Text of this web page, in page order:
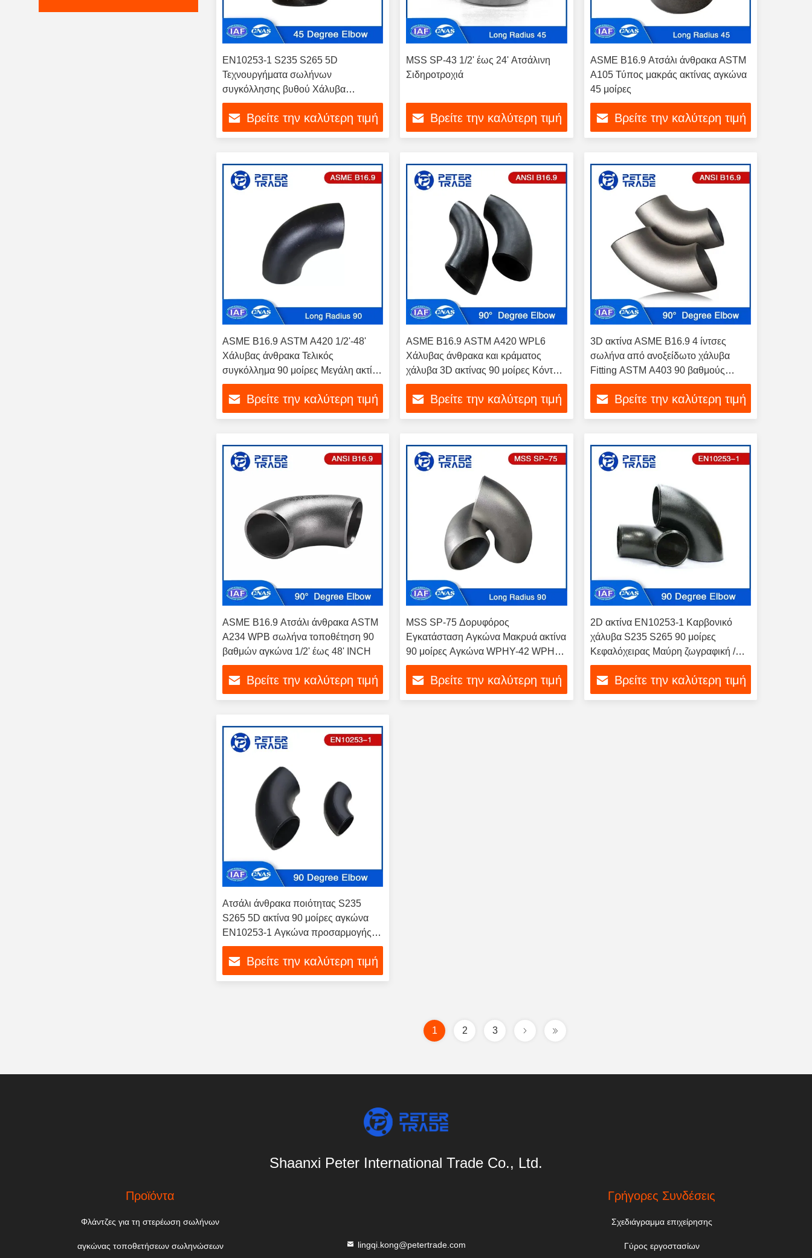
EN10253-1 S235 S265 5D
Τεχνουργήματα σωλήνων
συγκόλλησης βυθού Χάλυβα
άνθρακα 45 μοίρες Μαύρο σωλήνα
Βρείτε την καλύτερη τιμή
MSS SP-43 1/2' έως 24' Ατσάλινη
Σιδηροτροχιά
Βρείτε την καλύτερη τιμή
ASME B16.9 Ατσάλι άνθρακα ASTM
A105 Τύπος μακράς ακτίνας αγκώνα
45 μοίρες
Βρείτε την καλύτερη τιμή
ASME B16.9 ASTM A420 1/2'-48'
Χάλυβας άνθρακα Τελικός
συγκόλλημα 90 μοίρες Μεγάλη ακτίνα
αγκώνα
Βρείτε την καλύτερη τιμή
ASME B16.9 ASTM A420 WPL6
Χάλυβας άνθρακα και κράματος
χάλυβα 3D ακτίνας 90 μοίρες Κόντος
για σωλήνες και αγωγούς
Βρείτε την καλύτερη τιμή
3D ακτίνα ASME B16.9 4 ίντσες
σωλήνα από ανοξείδωτο χάλυβα
Fitting ASTM A403 90 βαθμούς
αγκώνα
Βρείτε την καλύτερη τιμή
ASME B16.9 Ατσάλι άνθρακα ASTM
A234 WPB σωλήνα τοποθέτηση 90
βαθμών αγκώνα 1/2' έως 48' INCH
Βρείτε την καλύτερη τιμή
MSS SP-75 Δορυφόρος
Εγκατάσταση Αγκώνα Μακρυά ακτίνα
90 μοίρες Αγκώνα WPHY-42 WPHY-
46 WPHY-52
Βρείτε την καλύτερη τιμή
2D ακτίνα EN10253-1 Καρβονικό
χάλυβα S235 S265 90 μοίρες
Κεφαλόχειρας Μαύρη ζωγραφική /
γαλβανισμένη
Βρείτε την καλύτερη τιμή
Ατσάλι άνθρακα ποιότητας S235
S265 5D ακτίνα 90 μοίρες αγκώνα
EN10253-1 Αγκώνα προσαρμογής
σωλήνων
Βρείτε την καλύτερη τιμή
1 2 3
Shaanxi Peter International Trade Co., Ltd.
Προϊόντα
Φλάντζες για τη στερέωση σωλήνων
αγκώνας τοποθετήσεων σωληνώσεων lingqi.kong@petertrade.com
Γρήγορες Συνδέσεις
Σχεδιάγραμμα επιχείρησης
Γύρος εργοστασίων